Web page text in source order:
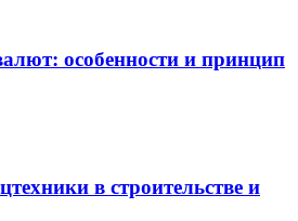
особенности и принцип
в строительстве и